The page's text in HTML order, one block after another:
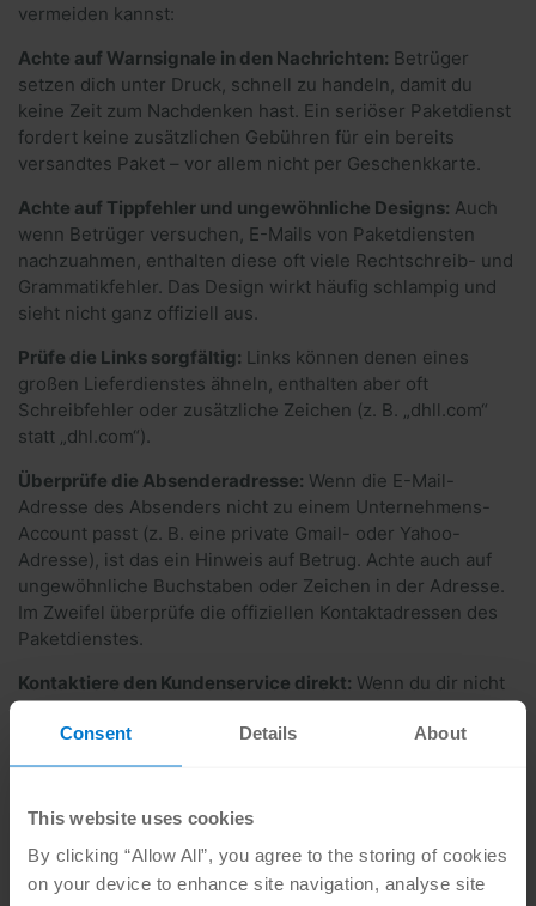
Consent Details About
This website uses cookies
By clicking “Allow All”, you agree to the storing of cookies
on your device to enhance site navigation, analyse site
vermeiden kannst:
Achte auf Warnsignale in den Nachrichten: Betrüger
setzen dich unter Druck, schnell zu handeln, damit du
keine Zeit zum Nachdenken hast. Ein seriöser Paketdienst
fordert keine zusätzlichen Gebühren für ein bereits
versandtes Paket – vor allem nicht per Geschenkkarte.
Achte auf Tippfehler und ungewöhnliche Designs: Auch
wenn Betrüger versuchen, E-Mails von Paketdiensten
nachzuahmen, enthalten diese oft viele Rechtschreib- und
Grammatikfehler. Das Design wirkt häufig schlampig und
sieht nicht ganz offiziell aus.
Prüfe die Links sorgfältig: Links können denen eines
großen Lieferdienstes ähneln, enthalten aber oft
Schreibfehler oder zusätzliche Zeichen (z. B. „dhll.​com“
statt „dhl.​com“).
Überprüfe die Absenderadresse: Wenn die E-Mail-
Adresse des Absenders nicht zu einem Unternehmens-
Account passt (z. B. eine private Gmail- oder Yahoo-
Adresse), ist das ein Hinweis auf Betrug. Achte auch auf
ungewöhnliche Buchstaben oder Zeichen in der Adresse.
Im Zweifel überprüfe die offiziellen Kontaktadressen des
Paketdienstes.
Kontaktiere den Kundenservice direkt: Wenn du dir nicht
sicher bist, ob eine Nachricht echt ist, wende dich direkt
an den Paketdienst über die offiziellen
Kontaktinformationen auf deren Website.